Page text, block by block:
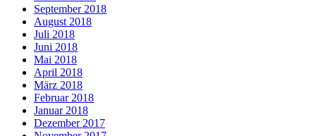
September 2018
August 2018
Juli 2018
Juni 2018
Mai 2018
April 2018
März 2018
Februar 2018
Januar 2018
Dezember 2017